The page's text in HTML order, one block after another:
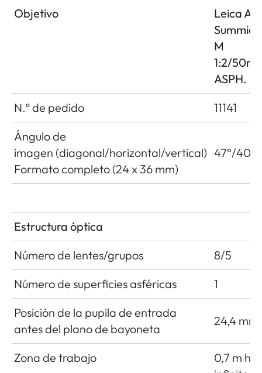
Objetivo
Leica
M
1:2/
ASPH.
N.º de pedido
11141
Ángulo de
imagen (diagonal/horizontal/vertical)
Formato completo (24 x 36 mm)
47°/40°/
Estructura óptica
Número de lentes/grupos
8/5
Número de superficies asféricas
1
Posición de la pupila de entrada
antes del plano de bayoneta
24,4 mm
Zona de trabajo
0,7 m